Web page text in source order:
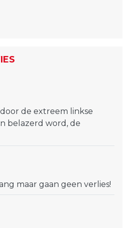
de extreem linkse
belazerd word, de
maar gaan geen verlies!